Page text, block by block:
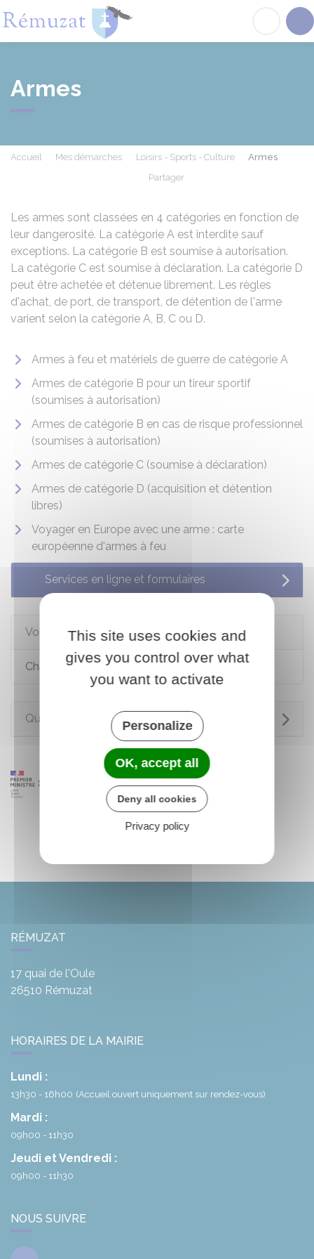
Armes
Accueil Mes démarches Loisirs - Sports - Culture
Armes
Partager
Les armes sont classées en 4 catégories en fonction de
leur dangerosité. La catégorie A est interdite sauf
exceptions. La catégorie B est soumise à autorisation.
La catégorie C est soumise à déclaration. La catégorie D
peut être achetée et détenue librement. Les règles
d'achat, de port, de transport, de détention de l'arme
varient selon la catégorie A, B, C ou D.
Armes à feu et matériels de guerre de catégorie A
Armes de catégorie B pour un tireur sportif
(soumises à autorisation)
Armes de catégorie B en cas de risque professionnel
(soumises à autorisation)
Armes de catégorie C (soumise à déclaration)
Armes de catégorie D (acquisition et détention
libres)
Voyager en Europe avec une arme : carte
européenne d'armes à feu
Services en ligne et formulaires
Voir aussi
Chasse
Questions ? Réponses !
RÉMUZAT
17 quai de l'Oule
26510 Rémuzat
HORAIRES DE LA MAIRIE
Lundi :
13h30 - 16h00 (Accueil ouvert uniquement sur rendez-vous)
Mardi :
09h00 - 11h30
Jeudi et Vendredi :
09h00 - 11h30
NOUS SUIVRE
This site uses cookies and
gives you control over what
you want to activate
Personalize
OK, accept all
Deny all cookies
Privacy policy